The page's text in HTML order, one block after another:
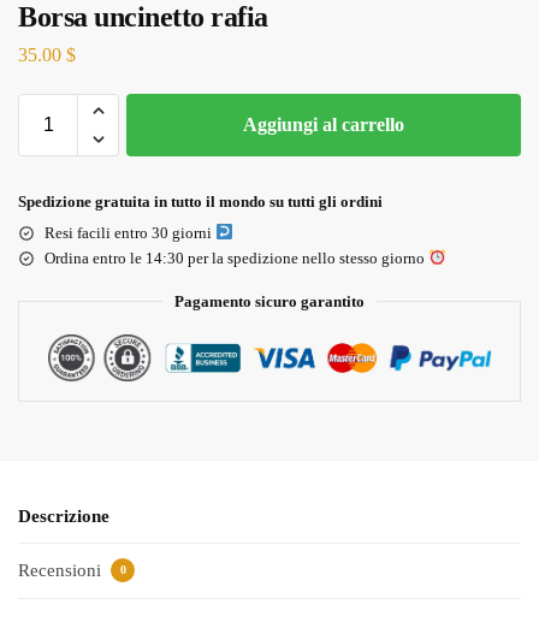
Borsa uncinetto rafia
35.00 $
Aggiungi al carrello
Spedizione gratuita in tutto il mondo su tutti gli ordini
Resi facili entro 30 giorni
Ordina entro le 14:30 per la spedizione nello stesso giorno
Pagamento sicuro garantito
Descrizione
Recensioni 0